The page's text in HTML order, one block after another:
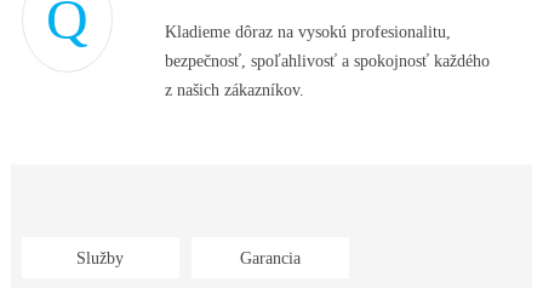
Kladieme dôraz na vysokú profesionalitu,
bezpečnosť, spoľahlivosť a spokojnosť každého
z našich zákazníkov.
Služby Garancia